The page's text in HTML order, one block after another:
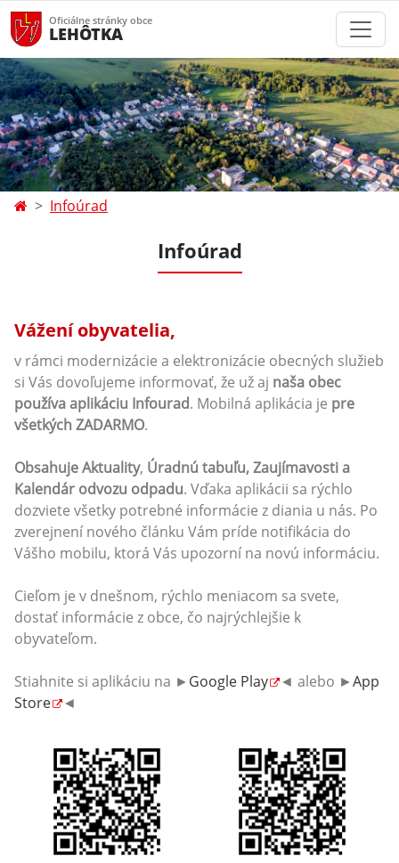
Oficiálne stránky obce
LEHÔTKA
Infoúrad
Infoúrad
Vážení obyvatelia,
v rámci modernizácie a elektronizácie obecných služieb
si Vás dovoľujeme informovať, že už aj naša obec
používa aplikáciu Infourad. Mobilná aplikácia je pre
všetkých ZADARMO.
Obsahuje Aktuality, Úradnú tabuľu, Zaujímavosti a
Kalendár odvozu odpadu. Vďaka aplikácii sa rýchlo
dozviete všetky potrebné informácie z diania u nás. Po
zverejnení nového článku Vám príde notifikácia do
Vášho mobilu, ktorá Vás upozorní na novú informáciu.
Cieľom je v dnešnom, rýchlo meniacom sa svete,
dostať informácie z obce, čo najrýchlejšie k
obyvateľom.
Stiahnite si aplikáciu na ► Google Play ◄ alebo ►App
Store
◄